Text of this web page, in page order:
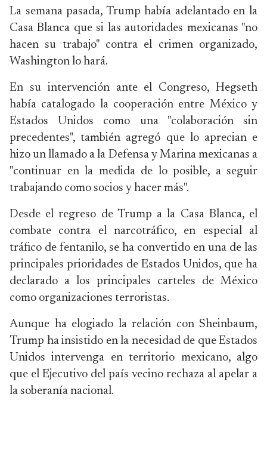
La semana pasada, Trump había adelantado en la
Casa Blanca que si las autoridades mexicanas "no
hacen su trabajo" contra el crimen organizado,
Washington lo hará.
En su intervención ante el Congreso, Hegseth
había catalogado la cooperación entre México y
Estados Unidos como una "colaboración sin
precedentes", también agregó que lo aprecian e
hizo un llamado a la Defensa y Marina mexicanas a
"continuar en la medida de lo posible, a seguir
trabajando como socios y hacer más".
Desde el regreso de Trump a la Casa Blanca, el
combate contra el narcotráfico, en especial al
tráfico de fentanilo, se ha convertido en una de las
principales prioridades de Estados Unidos, que ha
declarado a los principales carteles de México
como organizaciones terroristas.
Aunque ha elogiado la relación con Sheinbaum,
Trump ha insistido en la necesidad de que Estados
Unidos intervenga en territorio mexicano, algo
que el Ejecutivo del país vecino rechaza al apelar a
la soberanía nacional.